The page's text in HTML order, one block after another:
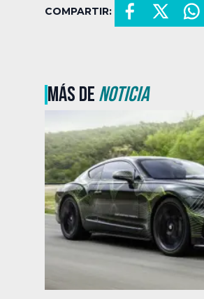
COMPARTIR:
MÁS DENOTICIA